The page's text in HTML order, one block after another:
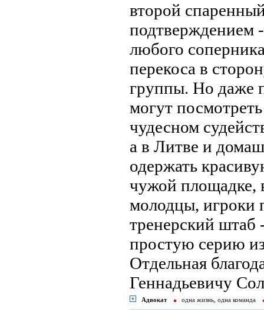
второй
подтверждением
любого
перекоса в
группы. Но даже
могут
чудесном
а в Литве и
одержать
чужой площадке,
молодцы, игроки
тренерский штаб
простую серию
Отдельная
Геннадьевичу
Адвокат одна жизнь, одна команда